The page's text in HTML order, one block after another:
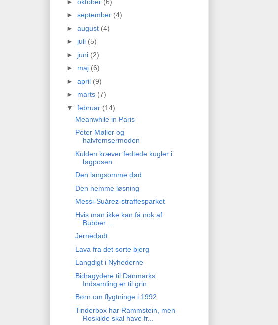
► oktober (6)
► september (4)
► august (4)
► juli (5)
► juni (2)
► maj (6)
► april (9)
► marts (7)
▼ februar (14)
Meanwhile in Paris
Peter Møller og
halvfemsermoden
Kulden kræver fedtede kugler i
løgposen
Den langsomme død
Den nemme løsning
Messi-Suárez-straffesparket
Hvis man ikke kan få nok af
Bubber ...
Jernedødt
Lava fra det sorte bjerg
Langdigt i Nyhederne
Bidragydere til Danmarks
Indsamling er til grin
Børn om flygtninge i 1992
Tinderbox har Rammstein, men
Roskilde skal have fr...